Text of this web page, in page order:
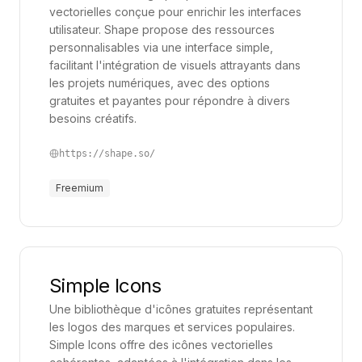
vectorielles conçue pour enrichir les interfaces
utilisateur. Shape propose des ressources
personnalisables via une interface simple,
facilitant l'intégration de visuels attrayants dans
les projets numériques, avec des options
gratuites et payantes pour répondre à divers
besoins créatifs.
https://shape.so/
Freemium
Simple Icons
Une bibliothèque d'icônes gratuites représentant
les logos des marques et services populaires.
Simple Icons offre des icônes vectorielles